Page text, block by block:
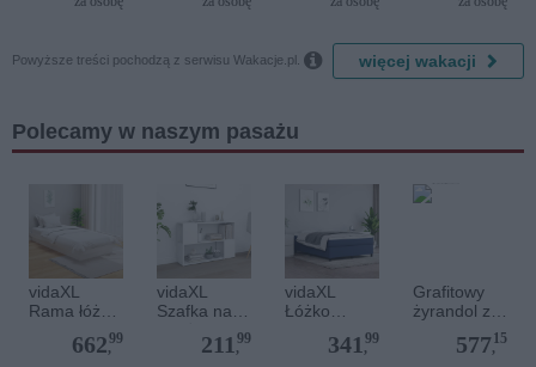
Powyższe treści pochodzą z serwisu Wakacje.pl.  więcej wakacji
Polecamy w naszym pasażu
vidaXL
Rama łóżka,
drewno,662,
99
vidaXL
Szafka na
211 ,
99
vidaXL
Łóżko
kontynental
341 ,
99
Grafitowy
żyrandol z 6
BOSTON
577,
15